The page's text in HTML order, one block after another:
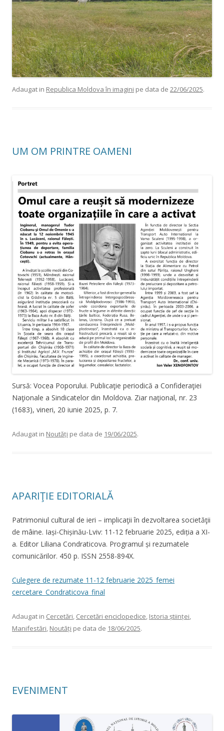
Adaugat in Republica Moldova în imagini pe data de 22/06/2025.
UM OM PRINTRE OAMENI
Sursă: Vocea Poporului. Publicaţie periodică a Confideraţiei
Naţionale a Sindicatelor din Moldova. Ziar naţional, nr. 23
(1683), vineri, 20 iunie 2025, p. 7.
Adaugat in Noutăți pe data de 19/06/2025.
APARIŢIE EDITORIALĂ
Patrimoniul cultural de ieri – implicaţii în dezvoltarea societăţii
de mâine. Iași-Chișinău-Lviv: 11-12 februarie 2025, ediția a XI-
a. Editor Liliana Condraticova. Programul și rezumatele
comunicărilor. 450 p. ISSN 2558-894X.
Culegere de rezumate 11-12 februarie 2025_femei
cercetare_Condraticova_final
Adaugat in Cercetări, Cercetări enciclopedice, Istoria științei,
Manifestări, Noutăți pe data de 18/06/2025.
EVENIMENT